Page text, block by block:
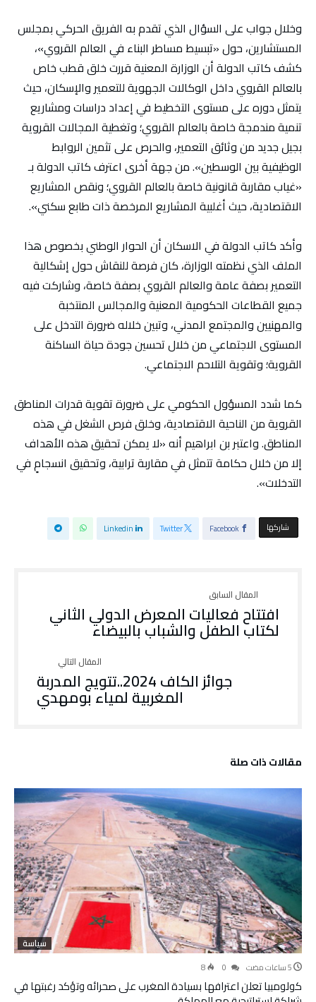
وخلال جواب على السؤال الذي تقدم به الفريق الحركي بمجلس
المستشارين، حول «تبسيط مساطر البناء في العالم القروي»،
كشف كاتب الدولة أن الوزارة المعنية قررت خلق قطب خاص
بالعالم القروي داخل الوكالات الجهوية للتعمير والإسكان، حيث
يتمثل دوره على مستوى التخطيط في إعداد دراسات ومشاريع
تنمية مندمجة خاصة بالعالم القروي؛ وتغطية المجالات القروية
بجيل جديد من وثائق التعمير، والحرص على تثمين الروابط
الوظيفية بين الوسطين». من جهة أخرى اعترف كاتب الدولة بـ
«غياب مقاربة قانونية خاصة بالعالم القروي؛ ونقص المشاريع
الاقتصادية، حيث أغلبية المشاريع المرخصة ذات طابع سكني».
وأكد كاتب الدولة في الاسكان أن الحوار الوطني بخصوص هذا
الملف الذي نظمته الوزارة، كان فرصة للنقاش حول إشكالية
التعمير بصفة عامة والعالم القروي بصفة خاصة، وشاركت فيه
جميع القطاعات الحكومية المعنية والمجالس المنتخبة
والمهنيين والمجتمع المدني، وتبين خلاله ضرورة التدخل على
المستوى الاجتماعي من خلال تحسين جودة حياة الساكنة
القروية؛ وتقوية التلاحم الاجتماعي.
كما شدد المسؤول الحكومي على ضرورة تقوية قدرات المناطق
القروية من الناحية الاقتصادية، وخلق فرص الشغل في هذه
المناطق. واعتبر بن ابراهيم أنه «لا يمكن تحقيق هذه الأهداف
إلا من خلال حكامة تتمثل في مقاربة ترابية، وتحقيق انسجامٍ في
التدخلات».
‫‫ شاركها‬ Facebook
Twitter
Linkedin
افتتاح فعاليات المعرض الدولي الثاني
لكتاب الطفل والشباب بالبيضاء
جوائز الكاف 2024..تتويج المدربة
المغربية لمياء بومهدي
‫مقالات ذات صلة‬
سياسة
8
كولومبيا تعلن اعترافها بسيادة المغرب على صحرائه وتؤكد رغبتها في